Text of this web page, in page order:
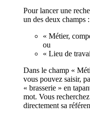
Pour lancer une
un des deux champs :
« Métier,
ou
« Lieu de
Dans le champ «
vous pouvez saisir,
« brasserie » en
mot. Vous
directement sa